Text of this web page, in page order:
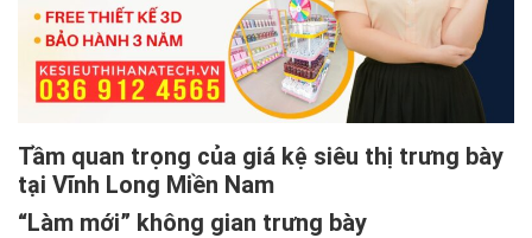
Tầm quan trọng của giá kệ siêu thị trưng bày
tại Vĩnh Long Miền Nam
“Làm mới” không gian trưng bày